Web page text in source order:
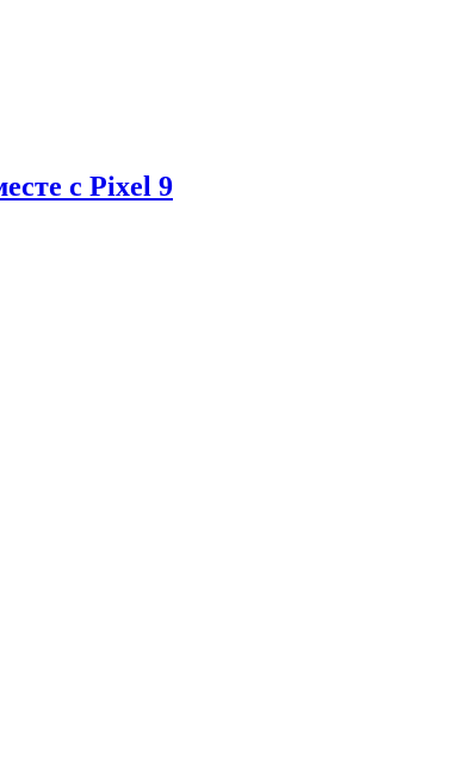
с Pixel 9